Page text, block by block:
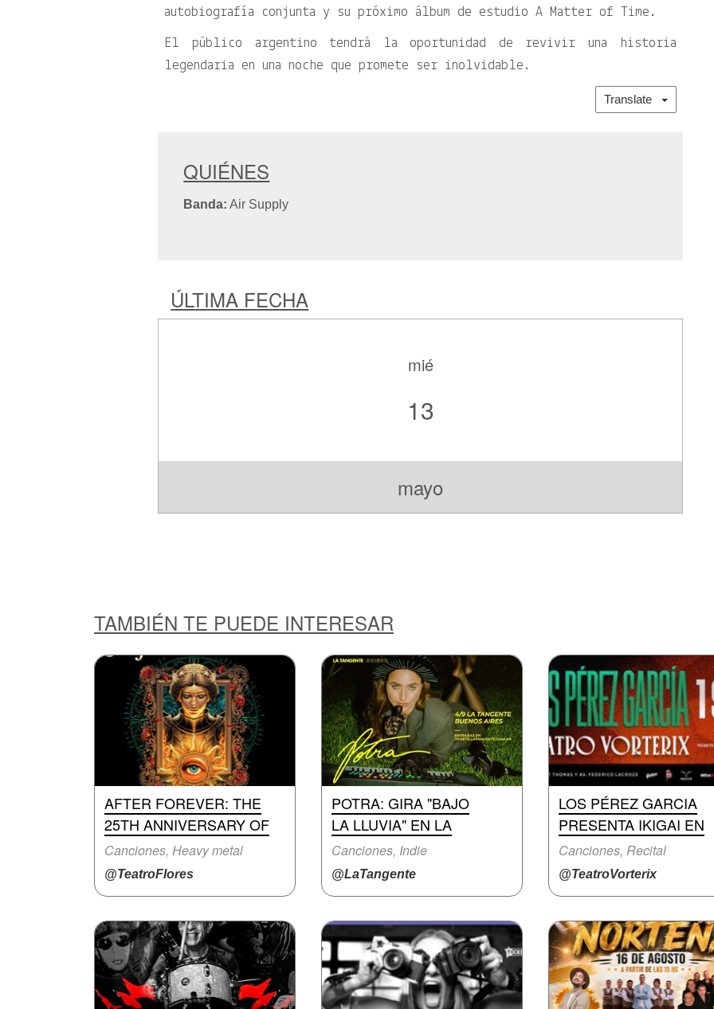
autobiografía conjunta y su próximo álbum de estudio A Matter of Time.
El público argentino tendrá la oportunidad de revivir una historia
legendaria en una noche que promete ser inolvidable.
Translate
QUIÉNES
Banda: Air Supply
ÚLTIMA FECHA
mié
13
mayo
TAMBIÉN TE PUEDE INTERESAR
AFTER FOREVER: THE
25TH ANNIVERSARY OF
Canciones, Heavy metal
@TeatroFlores
POTRA: GIRA "BAJO
LA LLUVIA" EN LA
Canciones, Indie
@LaTangente
LOS PÉREZ GARCIA
PRESENTA IKIGAI EN
Canciones, Recital
@TeatroVorterix